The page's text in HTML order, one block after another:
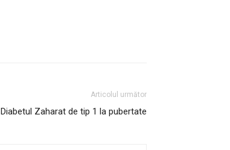
Articolul următor
Zaharat de tip 1 la pubertate